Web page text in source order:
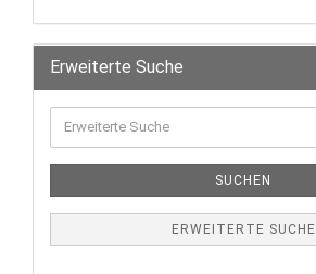
Erweiterte Suche
SUCHEN
ERWEITERTE SUCHE